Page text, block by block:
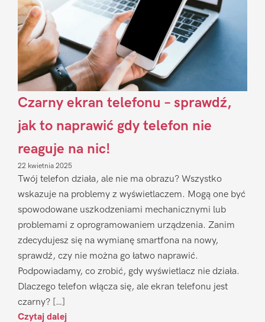
Czarny ekran telefonu – sprawdź,
jak to naprawić gdy telefon nie
reaguje na nic!
22 kwietnia 2025
Twój telefon działa, ale nie ma obrazu? Wszystko
wskazuje na problemy z wyświetlaczem. Mogą one być
spowodowane uszkodzeniami mechanicznymi lub
problemami z oprogramowaniem urządzenia. Zanim
zdecydujesz się na wymianę smartfona na nowy,
sprawdź, czy nie można go łatwo naprawić.
Podpowiadamy, co zrobić, gdy wyświetlacz nie działa.
Dlaczego telefon włącza się, ale ekran telefonu jest
czarny? […]
Czytaj dalej